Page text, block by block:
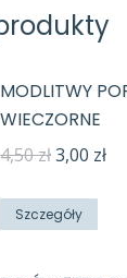
MODLITWY
WIECZORNE
4,50złPierwotna
wynosiła:
3,00 zł
Szczegóły